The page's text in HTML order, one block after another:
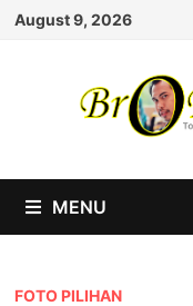
Skip
August 9, 2026
MENU
FOTO PILIHAN